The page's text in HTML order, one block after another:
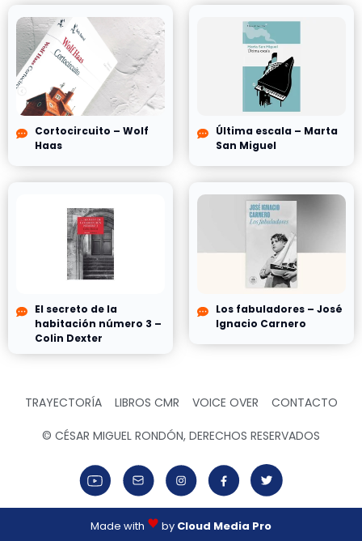
Cortocircuito – Wolf
Haas
Última escala – Marta
San Miguel
El secreto de la
habitación número 3 –
Colin Dexter
Los fabuladores – José
Ignacio Carnero
TRAYECTORÍA LIBROS CMR VOICE OVER CONTACTO
© CÉSAR MIGUEL RONDÓN, DERECHOS RESERVADOS
Made with by Cloud Media Pro